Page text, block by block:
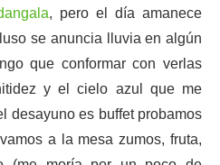
, pero el día amanece
se anuncia lluvia en algún
que conformar con verlas
y el cielo azul que me
desayuno es buffet probamos
a la mesa zumos, fruta,